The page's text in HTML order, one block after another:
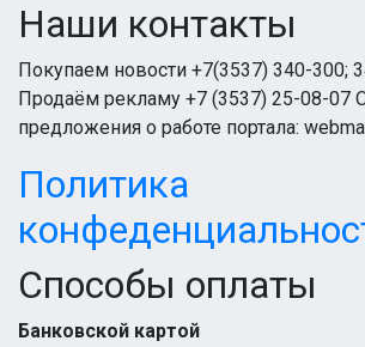
Наши контакты
Покупаем новости +7(3537) 340-300;
Продаём рекламу +7 (3537) 25-08-07
предложения о работе портала:
Политика
Способы оплаты
Банковской картой